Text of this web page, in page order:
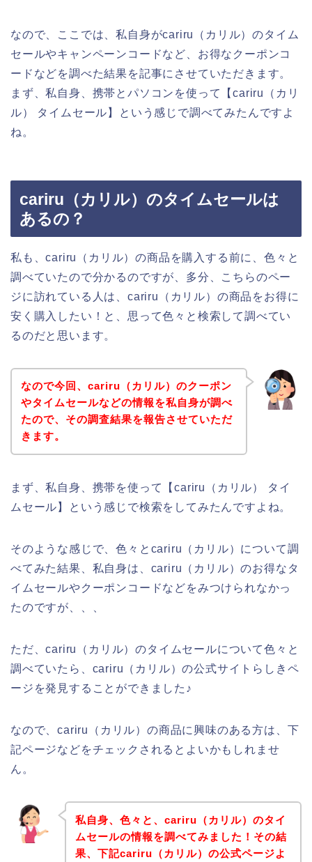
なので、ここでは、私自身がcariru（カリル）のタイム
セールやキャンペーンコードなど、お得なクーポンコ
ードなどを調べた結果を記事にさせていただきます。
まず、私自身、携帯とパソコンを使って【cariru（カリ
ル） タイムセール】という感じで調べてみたんですよ
ね。
cariru（カリル）のタイムセールは
あるの？
私も、cariru（カリル）の商品を購入する前に、色々と
調べていたので分かるのですが、多分、こちらのペー
ジに訪れている人は、cariru（カリル）の商品をお得に
安く購入したい！と、思って色々と検索して調べてい
るのだと思います。
なので今回、cariru（カリル）のクーポン
やタイムセールなどの情報を私自身が調べ
たので、その調査結果を報告させていただ
きます。
まず、私自身、携帯を使って【cariru（カリル） タイ
ムセール】という感じで検索をしてみたんですよね。
そのような感じで、色々とcariru（カリル）について調
べてみた結果、私自身は、cariru（カリル）のお得なタ
イムセールやクーポンコードなどをみつけられなかっ
たのですが、、、
ただ、cariru（カリル）のタイムセールについて色々と
調べていたら、cariru（カリル）の公式サイトらしきペ
ージを発見することができました♪
なので、cariru（カリル）の商品に興味のある方は、下
記ページなどをチェックされるとよいかもしれませ
ん。
私自身、色々と、cariru（カリル）のタイ
ムセールの情報を調べてみました！その結
果、下記cariru（カリル）の公式ページよ